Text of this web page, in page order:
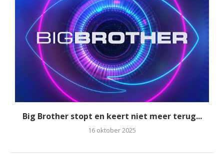
Big Brother stopt en keert niet meer terug...
16 oktober 2025